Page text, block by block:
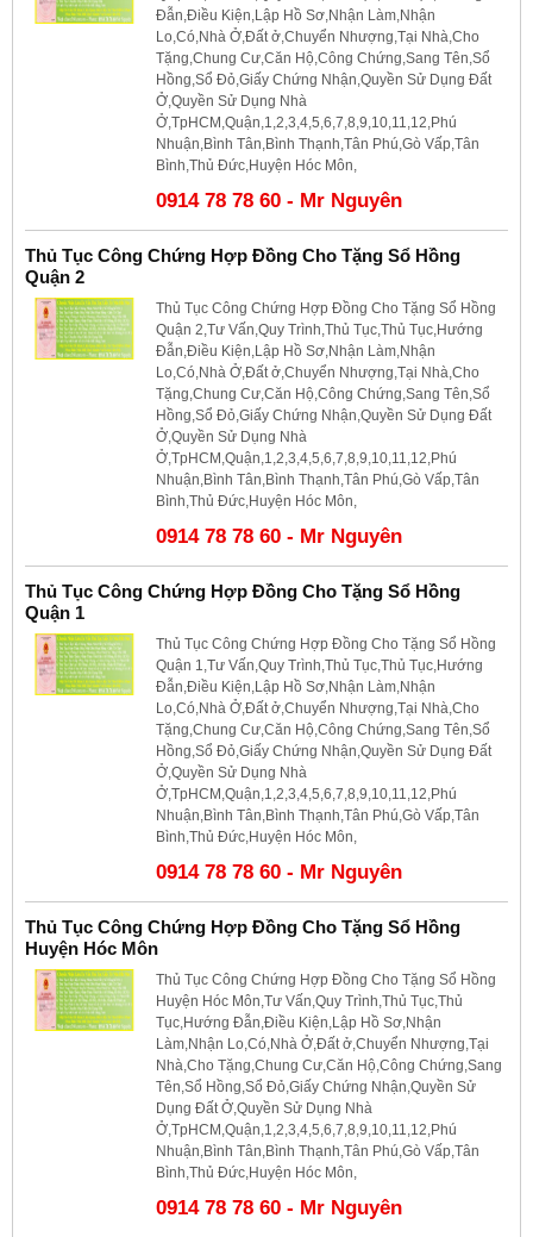
Đẫn,Điều Kiện,Lập Hồ Sơ,Nhận Làm,Nhận
Lo,Có,Nhà Ở,Đất ở,Chuyển Nhượng,Tại Nhà,Cho
Tặng,Chung Cư,Căn Hộ,Công Chứng,Sang Tên,Sổ
Hồng,Sổ Đỏ,Giấy Chứng Nhận,Quyền Sử Dụng Đất
Ở,Quyền Sử Dụng Nhà
Ở,TpHCM,Quận,1,2,3,4,5,6,7,8,9,10,11,12,Phú
Nhuận,Bình Tân,Bình Thạnh,Tân Phú,Gò Vấp,Tân
Bình,Thủ Đức,Huyện Hóc Môn,
0914 78 78 60 - Mr Nguyên
Thủ Tục Công Chứng Hợp Đồng Cho Tặng Sổ Hồng
Quận 2
Thủ Tục Công Chứng Hợp Đồng Cho Tặng Sổ Hồng
Quận 2,Tư Vấn,Quy Trình,Thủ Tục,Thủ Tục,Hướng
Đẫn,Điều Kiện,Lập Hồ Sơ,Nhận Làm,Nhận
Lo,Có,Nhà Ở,Đất ở,Chuyển Nhượng,Tại Nhà,Cho
Tặng,Chung Cư,Căn Hộ,Công Chứng,Sang Tên,Sổ
Hồng,Sổ Đỏ,Giấy Chứng Nhận,Quyền Sử Dụng Đất
Ở,Quyền Sử Dụng Nhà
Ở,TpHCM,Quận,1,2,3,4,5,6,7,8,9,10,11,12,Phú
Nhuận,Bình Tân,Bình Thạnh,Tân Phú,Gò Vấp,Tân
Bình,Thủ Đức,Huyện Hóc Môn,
0914 78 78 60 - Mr Nguyên
Thủ Tục Công Chứng Hợp Đồng Cho Tặng Sổ Hồng
Quận 1
Thủ Tục Công Chứng Hợp Đồng Cho Tặng Sổ Hồng
Quận 1,Tư Vấn,Quy Trình,Thủ Tục,Thủ Tục,Hướng
Đẫn,Điều Kiện,Lập Hồ Sơ,Nhận Làm,Nhận
Lo,Có,Nhà Ở,Đất ở,Chuyển Nhượng,Tại Nhà,Cho
Tặng,Chung Cư,Căn Hộ,Công Chứng,Sang Tên,Sổ
Hồng,Sổ Đỏ,Giấy Chứng Nhận,Quyền Sử Dụng Đất
Ở,Quyền Sử Dụng Nhà
Ở,TpHCM,Quận,1,2,3,4,5,6,7,8,9,10,11,12,Phú
Nhuận,Bình Tân,Bình Thạnh,Tân Phú,Gò Vấp,Tân
Bình,Thủ Đức,Huyện Hóc Môn,
0914 78 78 60 - Mr Nguyên
Thủ Tục Công Chứng Hợp Đồng Cho Tặng Sổ Hồng
Huyện Hóc Môn
Thủ Tục Công Chứng Hợp Đồng Cho Tặng Sổ Hồng
Huyện Hóc Môn,Tư Vấn,Quy Trình,Thủ Tục,Thủ
Tục,Hướng Đẫn,Điều Kiện,Lập Hồ Sơ,Nhận
Làm,Nhận Lo,Có,Nhà Ở,Đất ở,Chuyển Nhượng,Tại
Nhà,Cho Tặng,Chung Cư,Căn Hộ,Công Chứng,Sang
Tên,Sổ Hồng,Sổ Đỏ,Giấy Chứng Nhận,Quyền Sử
Dụng Đất Ở,Quyền Sử Dụng Nhà
Ở,TpHCM,Quận,1,2,3,4,5,6,7,8,9,10,11,12,Phú
Nhuận,Bình Tân,Bình Thạnh,Tân Phú,Gò Vấp,Tân
Bình,Thủ Đức,Huyện Hóc Môn,
0914 78 78 60 - Mr Nguyên